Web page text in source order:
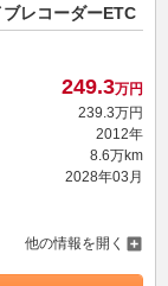
レコーダーETC
249.3万円
239. 3万円
2012年
8.6万km
2028年03月
他の情報を開く